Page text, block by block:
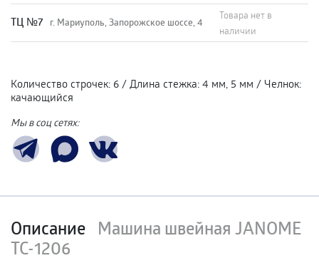
ТЦ №7 г. Мариуполь, Запорожское шоссе, 4
Товара нет в
наличии
Количество строчек: 6 / Длина стежка: 4 мм, 5 мм / Челнок:
качающийся
Мы в соц сетях:
Описание Машина швейная JANOME
TC-1206